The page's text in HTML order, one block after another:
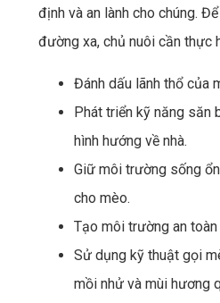
định và an lành cho chúng.
đường xa, chủ nuôi cần thực
Đánh dấu lãnh thổ của
Phát triển kỹ năng săn
hình hướng về nhà.
Giữ môi trường sống
cho mèo.
Tạo môi trường an toàn
Sử dụng kỹ thuật gọi
mồi nhử và mùi hương